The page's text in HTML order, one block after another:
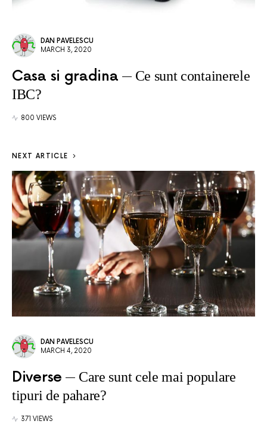
DAN PAVELESCU
MARCH 3, 2020
Casa si gradina
Ce sunt containerele
IBC?
800 VIEWS
NEXT ARTICLE
DAN PAVELESCU
MARCH 4, 2020
Diverse
Care sunt cele mai populare
tipuri de pahare?
371 VIEWS